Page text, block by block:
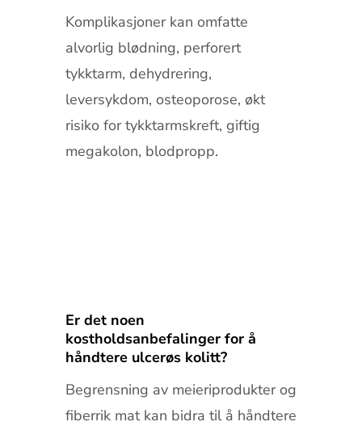
Komplikasjoner kan omfatte
alvorlig blødning, perforert
tykktarm, dehydrering,
leversykdom, osteoporose, økt
risiko for tykktarmskreft, giftig
megakolon, blodpropp.
Er det noen
kostholdsanbefalinger for å
håndtere ulcerøs kolitt?
Begrensning av meieriprodukter og
fiberrik mat kan bidra til å håndtere